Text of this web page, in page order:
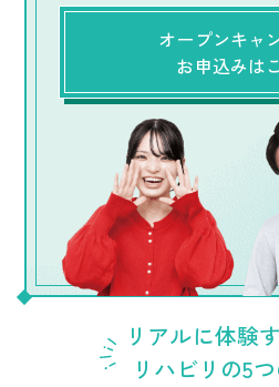
オープンキャ
お申込みは
リアルに体験
リハビリの5